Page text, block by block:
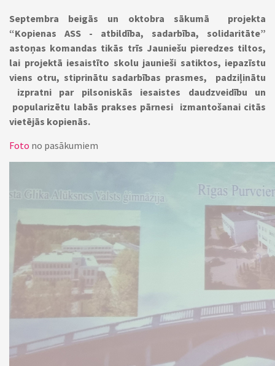
Septembra beigās un oktobra sākumā projekta
“Kopienas ASS - atbildība, sadarbība, solidaritāte”
astoņas komandas tikās trīs Jauniešu pieredzes tiltos,
lai projektā iesaistīto skolu jaunieši satiktos, iepazīstu
viens otru, stiprinātu sadarbības prasmes, padziļinātu
izpratni par pilsoniskās iesaistes daudzveidību un
popularizētu labās prakses pārnesi izmantošanai citās
vietējās kopienās.
Foto no pasākumiem